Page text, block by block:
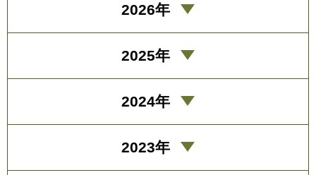
2026年
2025年
2024年
2023年